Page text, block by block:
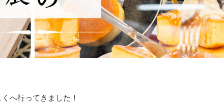
へ行ってきました！